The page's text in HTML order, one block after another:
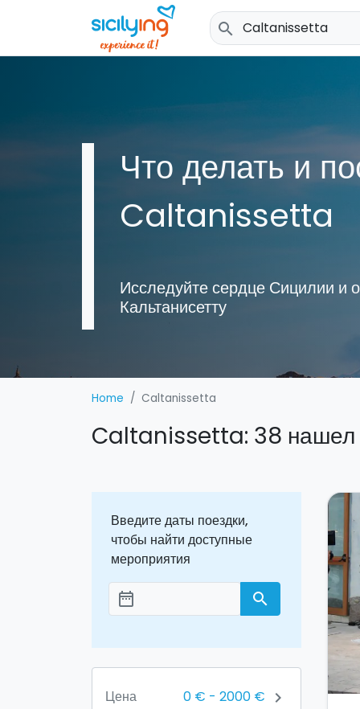
search
Что делать и
Caltanissetta
Исследуйте сердце Сицилии и
Кальтанисетту
Home Caltanissetta
Caltanissetta: 38 нашел
Введите даты поездки,
чтобы найти доступные
мероприятия
Aggiungi le date
date_range search
Цена 0 € - 2000 € chevron_right